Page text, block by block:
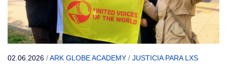
02.06.2026 /ARK GLOBE ACADEMY / JUSTICIA PARA LXS